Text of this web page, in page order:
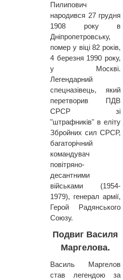
Пилипович
народився 27 грудня
1908 року в
Дніпропетровську,
помер у віці 82 років,
4 березня 1990 року,
у Москві.
Легендарний
спецназівець, який
перетворив ПДВ
СРСР зі
"штрафників" в еліту
Збройних сил СРСР,
багаторічний
командувач
повітряно-
десантними
військами (1954-
1979), генерал армії,
Герой Радянського
Союзу.
Подвиг Василя
Маргелова.
Василь Маргелов
став легендою за